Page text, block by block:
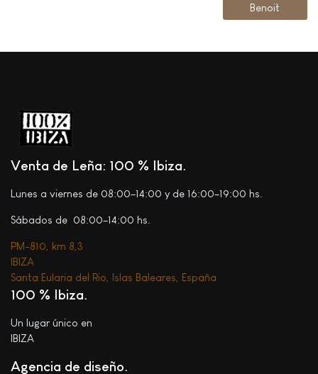
Benoit
Venta de Leña: 100 % Ibiza
Lunes a viernes de 08:00–14:00 y de 16:00–19:00 hs.
Sábados de 08:00–14:00 hs.
PM-810, km 8,3
IBIZA
Santa Eularia del Rio, Islas Baleares, España
100 % Ibiza
Un lugar único en
IBIZA
Agencia de diseño.